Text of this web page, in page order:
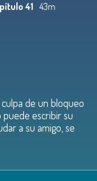
41 43m
de un bloqueo
escribir su
a su amigo, se